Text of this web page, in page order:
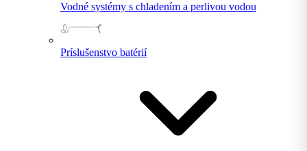
Vodné systémy s chladením a perlivou vodou
Príslušenstvo batérií